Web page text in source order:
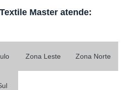
Master atende:
Zona Leste Zona Norte